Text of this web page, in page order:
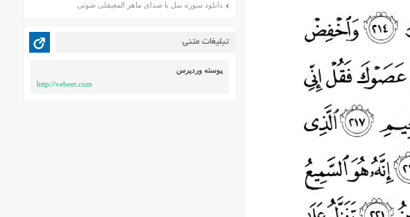
دانلود سوره نمل با صدای ماهر المعیقلی صوتی
تبلیغات متنی
پوسته وردپرس
http://vebeet.com